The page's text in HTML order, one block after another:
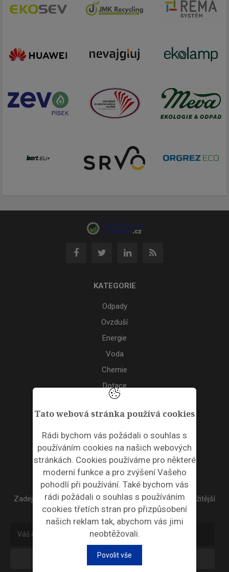
Tato webová stránka používá cookies
Rádi bychom vás požádali o souhlas s
používáním cookies na našich webových
stránkách. Cookies používáme pro některé
moderní funkce a pro zvýšení Vašeho
pohodlí při používání. Také bychom vás
rádi požádali o souhlas s používáním
cookies třetích stran pro přizpůsobení
našich reklam tak, abychom vás jimi
neobtěžovali.
Povolit vše
KATEGORIE
Odpady
Ovzduší
Energie
Voda
Chemie
Dotace
Akce
ODPADNÍ PLASTY
NEWSLETTER
Zadejte váš email a my Vám budeme zasílat ty nejdůležitější
informace, maximálně 1x týdně.
Odebírat